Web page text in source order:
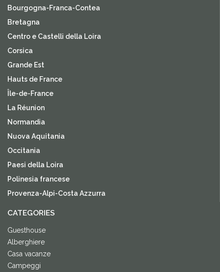
Bourgogna-Franca-Contea
Bretagna
Centro e Castelli della Loira
Corsica
Grande Est
Hauts de France
Île-de-France
La Réunion
Normandia
Nuova Aquitania
Occitania
Paesi della Loira
Polinesia francese
Provenza-Alpi-Costa Azzurra
CATEGORIES
Guesthouse
Alberghiere
Casa vacanze
Campeggi